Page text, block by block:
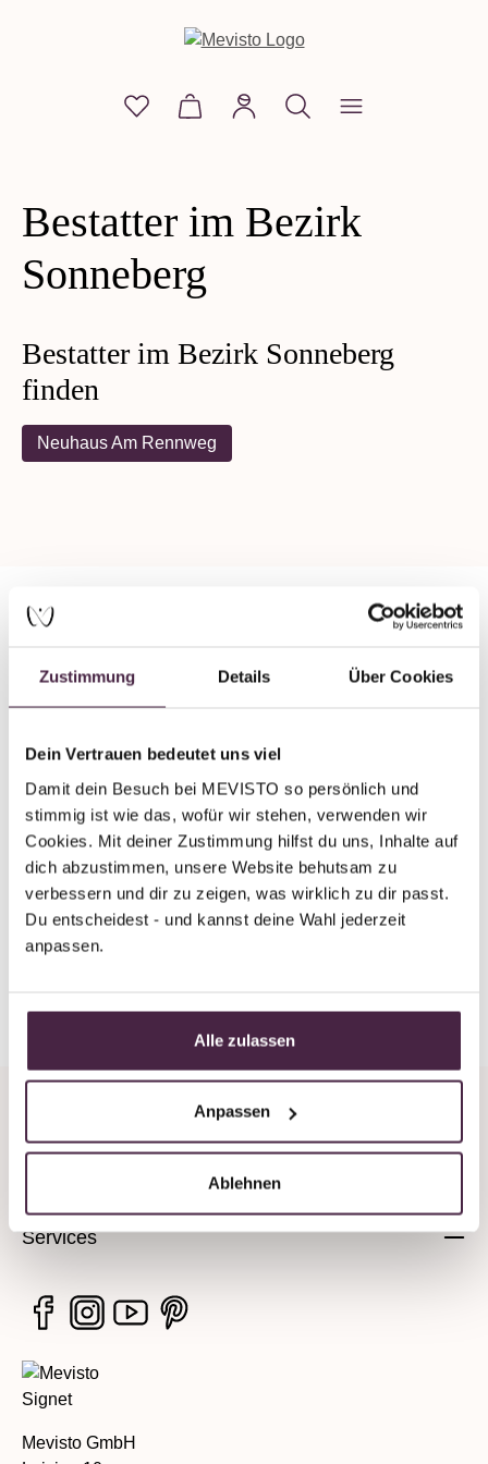
Zustimmung Details Über Cookies
Dein Vertrauen bedeutet uns viel
Damit dein Besuch bei MEVISTO so persönlich und
stimmig ist wie das, wofür wir stehen, verwenden wir
Cookies. Mit deiner Zustimmung hilfst du uns, Inhalte auf
dich abzustimmen, unsere Website behutsam zu
verbessern und dir zu zeigen, was wirklich zu dir passt.
Du entscheidest - und kannst deine Wahl jederzeit
anpassen.
Alle zulassen
Anpassen
Ablehnen
Du hast 0 Produkte auf dem Merkzettel
Warenkorb enthält 0 Positionen.
Bestatter im Bezirk
Sonneberg
Bestatter im Bezirk Sonneberg
finden
Neuhaus Am Rennweg
Humanbestattung
Am Herrnberg 4
98724 Neuhaus am Rennweg
Deutschland
E-Mail senden
Services
Mevisto GmbH